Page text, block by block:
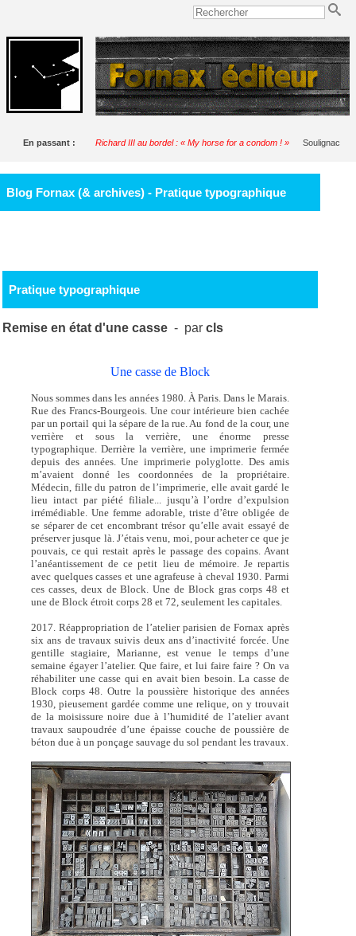
En passant : Richard III au bordel : « My horse for a condom ! » Soulignac
Blog Fornax (& archives) - Pratique typographique
Pratique typographique
Remise en état d'une casse - parcls
Une casse de Block
Nous sommes dans les années 1980. À Paris. Dans le Marais.
Rue des Francs-Bourgeois. Une cour intérieure bien cachée
par un portail qui la sépare de la rue. Au fond de la cour, une
verrière et sous la verrière, une énorme presse
typographique. Derrière la verrière, une imprimerie fermée
depuis des années. Une imprimerie polyglotte. Des amis
m’avaient donné les coordonnées de la propriétaire.
Médecin, fille du patron de l’imprimerie, elle avait gardé le
lieu intact par piété filiale... jusqu’à l’ordre d’expulsion
irrémédiable. Une femme adorable, triste d’être obligée de
se séparer de cet encombrant trésor qu’elle avait essayé de
préserver jusque là. J’étais venu, moi, pour acheter ce que je
pouvais, ce qui restait après le passage des copains. Avant
l’anéantissement de ce petit lieu de mémoire. Je repartis
avec quelques casses et une agrafeuse à cheval 1930. Parmi
ces casses, deux de Block. Une de Block gras corps 48 et
une de Block étroit corps 28 et 72, seulement les capitales.
2017. Réappropriation de l’atelier parisien de Fornax après
six ans de travaux suivis deux ans d’inactivité forcée. Une
gentille stagiaire, Marianne, est venue le temps d’une
semaine égayer l’atelier. Que faire, et lui faire faire ? On va
réhabiliter une casse qui en avait bien besoin. La casse de
Block corps 48. Outre la poussière historique des années
1930, pieusement gardée comme une relique, on y trouvait
de la moisissure noire due à l’humidité de l’atelier avant
travaux saupoudrée d’une épaisse couche de poussière de
béton due à un ponçage sauvage du sol pendant les travaux.